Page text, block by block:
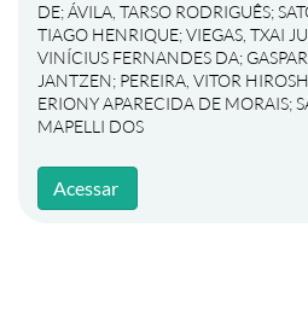
DE;ÁVILA, TARSO RODRIGUÊS;
TIAGO HENRIQUE;VIEGAS, TXAI
VINÍCIUS FERNANDES DA;
JANTZEN; PEREIRA, VITOR
ERIONY APARECIDA DE MORAIS;
MAPELLI DOS
Acessar